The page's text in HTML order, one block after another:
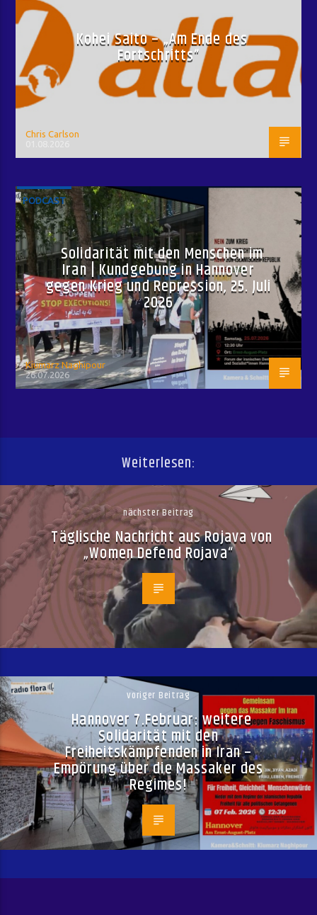
Kohei Saito – „Am Ende des
Fortschritts“
Chris Carlson
PODCAST
Solidarität mit den Menschen im
Iran | Kundgebung in Hannover
gegen Krieg und Repression, 25. Juli
2026
Kiumarz Naghipour
26.07.2026
Weiterlesen:
nächster Beitrag
Täglische Nachricht aus Rojava von
„Women Defend Rojava“
voriger Beitrag
Hannover 7.Februar: weitere
Solidarität mit den
Freiheitskämpfenden in Iran –
Empörung über die Massaker des
Regimes!